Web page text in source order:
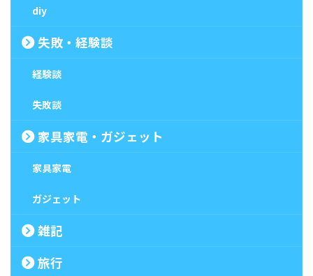
diy
失敗・経験談
経験談
失敗談
家具家電・ガジェット
家具家電
ガジェット
雑記
旅行